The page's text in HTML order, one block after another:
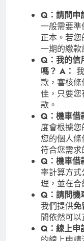
Q：請問申
一般需要
正本。若
一期的繳款
Q：我的信
嗎？ A：
款，審核
佳，只要
款。
Q：機車借
度會根據
您的個人
符合您需求
Q：機車借
率計算方
理，並在合
Q：請問機
我們提供免
間依然可以
Q：線上申